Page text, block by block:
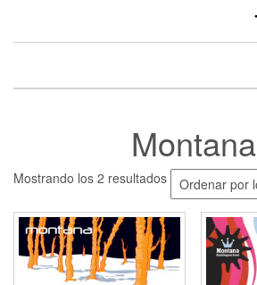
the
Montana
Mostrando los 2 resultadosOrdenado
por
los
últimos